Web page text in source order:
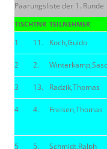
Paarungsliste der 1. Runde
TISCHTNR TEILNEHMER
1 11. Koch,Guido
2 2.
3 13. Radzik,Thomas
4 4. Freisen,Thomas
5 5. Schmidt,Ralph